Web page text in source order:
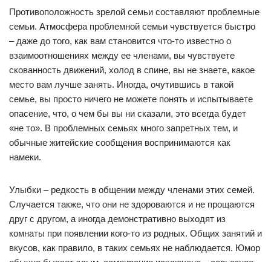
Противоположность зрелой семьи составляют проблемные
семьи. Атмосфера проблемной семьи чувствуется быстро
– даже до того, как вам становится что-то известно о
взаимоотношениях между ее членами, вы чувствуете
скованность движений, холод в спине, вы не знаете, какое
место вам лучше занять. Иногда, очутившись в такой
семье, вы просто ничего не можете понять и испытываете
опасение, что, о чем бы вы ни сказали, это всегда будет
«не то». В проблемных семьях много запретных тем, и
обычные житейские сообщения воспринимаются как
намеки.
Улыбки – редкость в общении между членами этих семей.
Случается также, что они не здороваются и не прощаются
друг с другом, а иногда демонстративно выходят из
комнаты при появлении кого-то из родных. Общих занятий и
вкусов, как правило, в таких семьях не наблюдается. Юмор